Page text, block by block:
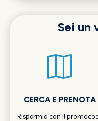
Sei un
CERCA E PRENOTA
Risparmia con il